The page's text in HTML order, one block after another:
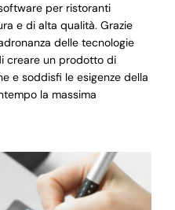
per ristoranti
e di alta qualità. Grazie
delle tecnologie
creare un prodotto di
e soddisfi le esigenze della
la massima